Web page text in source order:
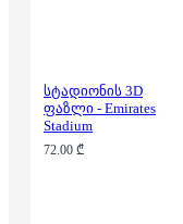
სტადიონის 3D
ფაზლი - Emirates
Stadium
72.00 ₾